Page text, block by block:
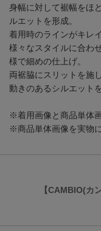
身幅に対して裾幅をほ
ルエットを形成。
着用時のラインがキレ
様々なスタイルに合わ
様で細めの仕上げ。
両裾脇にスリットを施
動きのあるシルエット
※着用画像と商品単体
※商品単体画像を実物
【CAMBIO(カ